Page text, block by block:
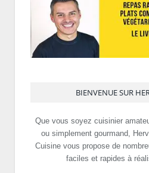
BIENVENUE SUR
Que vous soyez cuisinier
ou simplement gourmand,
Cuisine vous propose de
faciles et rapides à